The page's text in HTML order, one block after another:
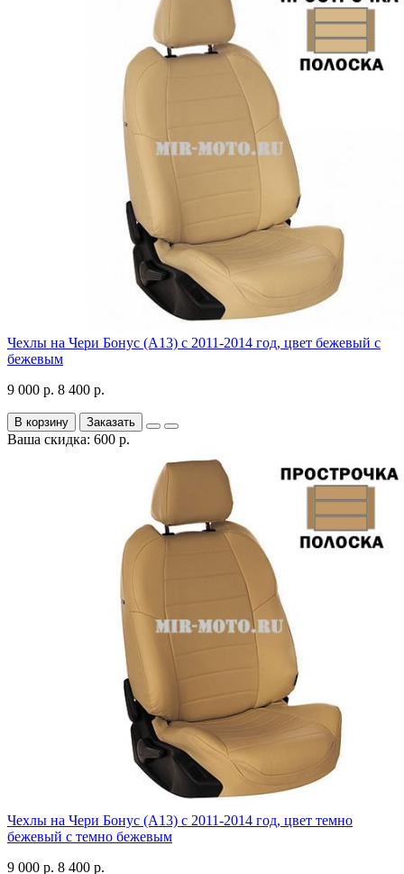
Чехлы на Чери Бонус (A13) c 2011-2014 год, цвет бежевый с
бежевым
9 000 р. 8 400 р.
В корзину Заказать
Ваша скидка: 600 р.
Чехлы на Чери Бонус (A13) c 2011-2014 год, цвет темно
бежевый с темно бежевым
9 000 р. 8 400 р.